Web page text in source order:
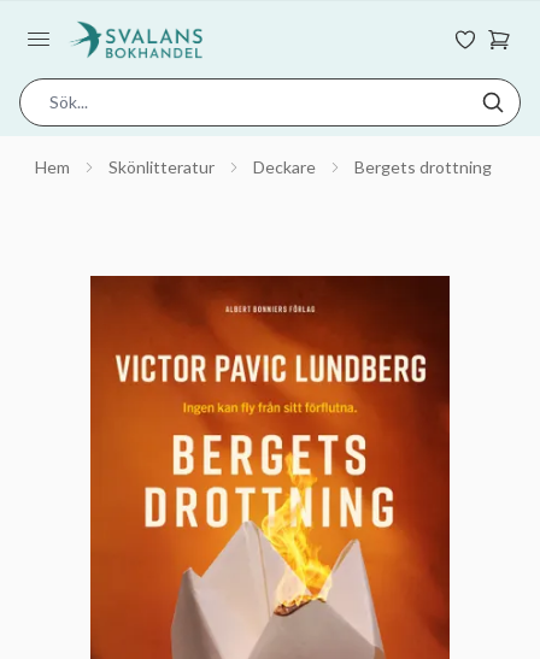
Hem Skönlitteratur Deckare Bergets drottning